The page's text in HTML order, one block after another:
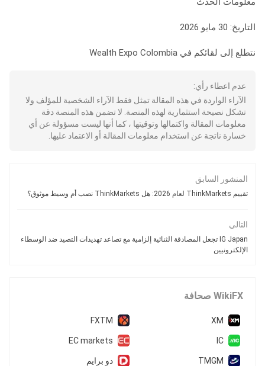
التاريخ: 30 مايو 2026
نتطلع إلى لقائكم في Wealth Expo Colombia
عدم اعطاء رأي:
الآراء الواردة في هذه المقالة تمثل فقط الآراء الشخصية للمؤلف ولا
تشكل نصيحة استثمارية لهذه المنصة. لا تضمن هذه المنصة دقة
معلومات المقالة واكتمالها وتوقيتها ، كما أنها ليست مسؤولة عن أي
خسارة ناتجة عن استخدام معلومات المقالة أو الاعتماد عليها.
المنشور السابق
تقييم ThinkMarkets لعام 2026: هل ThinkMarkets نصب أم وسيط موثوق؟
التالي
IG Japan تجعل المصادقة الثنائية إلزامية مع تصاعد تهديدات التصيد ضد الوسطاء
الإلكترونيين
WikiFX صحافة
XM
FXTM
IC
EC markets
TMGM دو برايم